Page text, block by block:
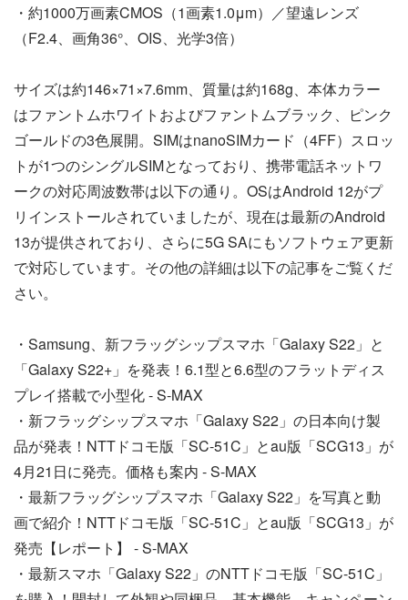
・約1000万画素CMOS（1画素1.0μm）／望遠レンズ
（F2.4、画角36°、OIS、光学3倍）
サイズは約146×71×7.6mm、質量は約168g、本体カラー
はファントムホワイトおよびファントムブラック、ピンク
ゴールドの3色展開。SIMはnanoSIMカード（4FF）スロッ
トが1つのシングルSIMとなっており、携帯電話ネットワ
ークの対応周波数帯は以下の通り。OSはAndroid 12がプ
リインストールされていましたが、現在は最新のAndroid
13が提供されており、さらに5G SAにもソフトウェア更新
で対応しています。その他の詳細は以下の記事をご覧くだ
さい。
・Samsung、新フラッグシップスマホ「Galaxy S22」と
「Galaxy S22+」を発表！6.1型と6.6型のフラットディス
プレイ搭載で小型化 - S-MAX
・新フラッグシップスマホ「Galaxy S22」の日本向け製
品が発表！NTTドコモ版「SC-51C」とau版「SCG13」が
4月21日に発売。価格も案内 - S-MAX
・最新フラッグシップスマホ「Galaxy S22」を写真と動
画で紹介！NTTドコモ版「SC-51C」とau版「SCG13」が
発売【レポート】 - S-MAX
・最新スマホ「Galaxy S22」のNTTドコモ版「SC-51C」